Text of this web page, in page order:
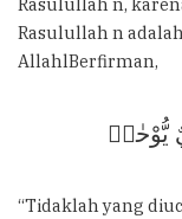
Rasulullah n
AllahlBerfirman,
يُّوْحٰىۙ
“Tidaklah yang